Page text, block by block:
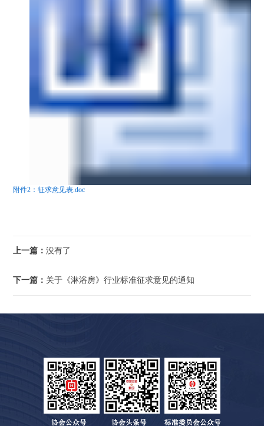
附件2：征求意见表.doc
上一篇：没有了
下一篇： 关于《淋浴房》行业标准征求意见的通知